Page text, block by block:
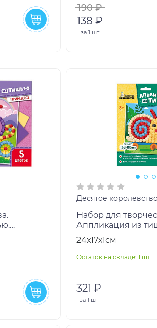
190 ₽
138 ₽
за1 шт
Десятое
Набор для
Аппликация из
арт.04617
24х17х1см
Остаток на складе: 1 шт
321 ₽
за1 шт